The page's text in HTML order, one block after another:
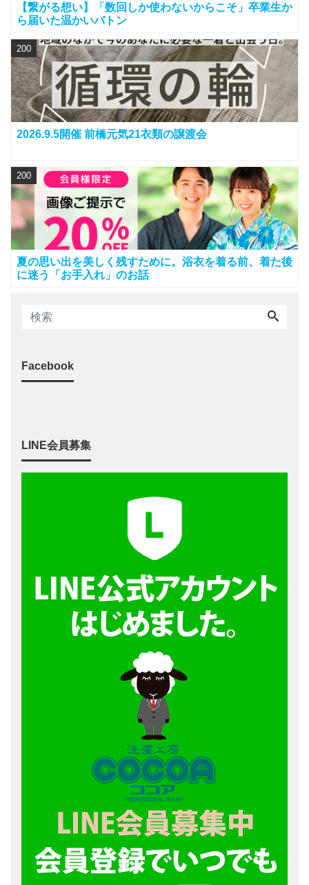
【繋がる想い】「数回しか使わないからこそ」卒業生か
ら届いた温かいバトン
2026.9.5開催 前橋元気21衣類の譲渡会
200
夏の思い出を美しく残すために。浴衣を着る前、着た後
に迷う「お手入れ」のお話
200
Facebook
LINE会員募集